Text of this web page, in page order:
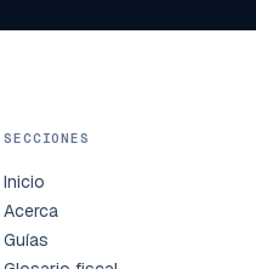
SECCIONES
Inicio
Acerca
Guías